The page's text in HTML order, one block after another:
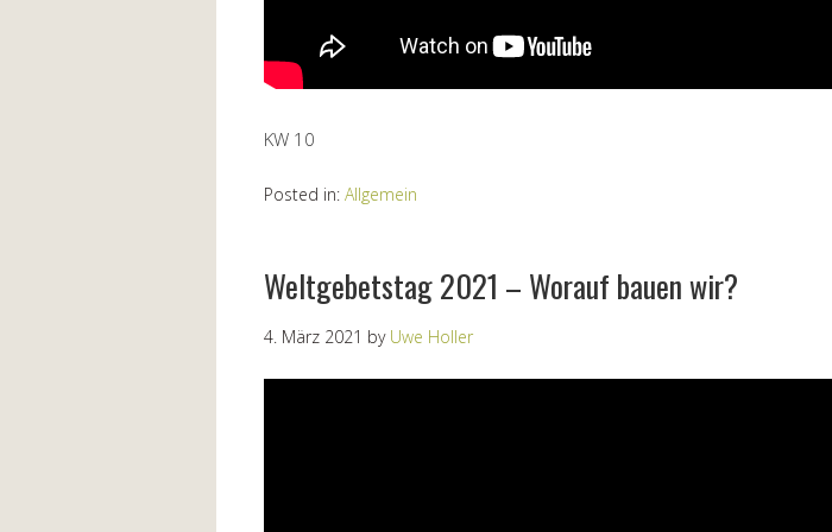
KW 10
Posted in: Allgemein
Weltgebetstag 2021 – Worauf bauen wir?
4. März 2021 by Uwe Holler